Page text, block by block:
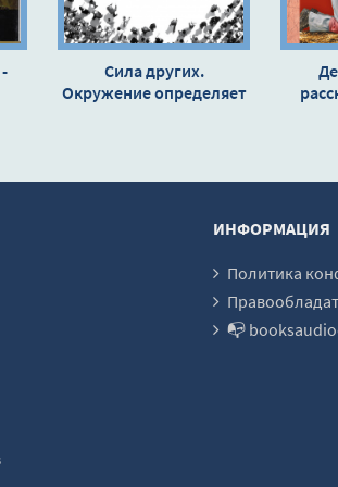
Сила других.
Окружение определяет
ИНФОРМАЦИЯ
Политика
📭